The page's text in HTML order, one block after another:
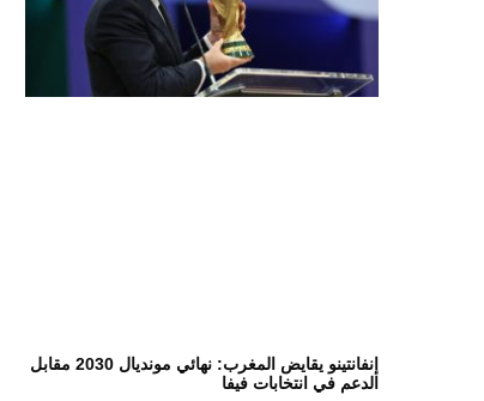
إنفانتينو يقايض المغرب: نهائي مونديال 2030 مقابل
الدعم في انتخابات فيفا